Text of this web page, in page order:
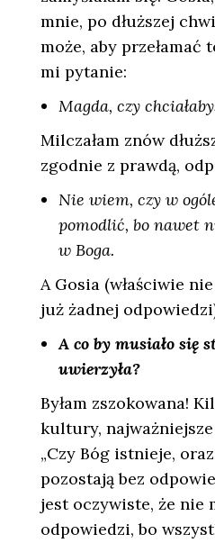
mnie, po dłuższej
może, aby przełamać
mi pytanie:
Magda, czy
Milczałam znów
zgodnie z prawdą,
Nie wiem, czy w
pomodlić, bo nawet
w Boga.
A Gosia (właściwie
już żadnej
A co by musiało się
uwierzyła?
Byłam zszokowana!
kultury,
„Czy Bóg istnieje,
pozostają bez
jest oczywiste, że nie
odpowiedzi, bo